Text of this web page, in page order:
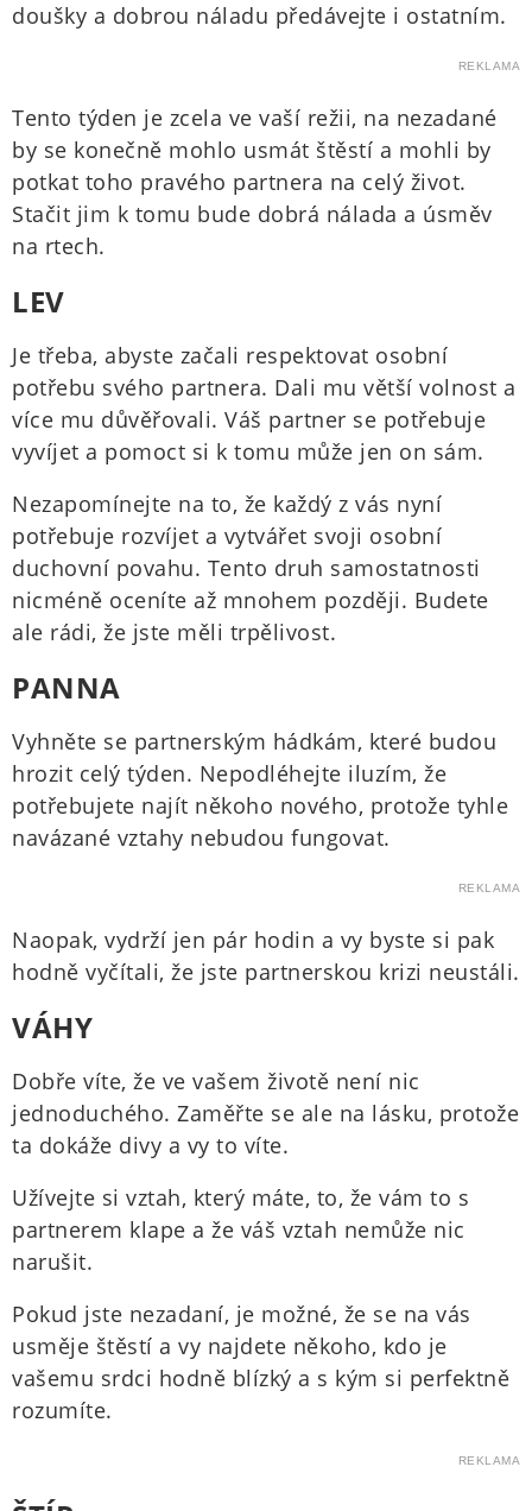
doušky a dobrou náladu předávejte i ostatním.
REKLAMA
Tento týden je zcela ve vaší režii, na nezadané
by se konečně mohlo usmát štěstí a mohli by
potkat toho pravého partnera na celý život.
Stačit jim k tomu bude dobrá nálada a úsměv
na rtech.
LEV
Je třeba, abyste začali respektovat osobní
potřebu svého partnera. Dali mu větší volnost a
více mu důvěřovali. Váš partner se potřebuje
vyvíjet a pomoct si k tomu může jen on sám.
Nezapomínejte na to, že každý z vás nyní
potřebuje rozvíjet a vytvářet svoji osobní
duchovní povahu. Tento druh samostatnosti
nicméně oceníte až mnohem později. Budete
ale rádi, že jste měli trpělivost.
PANNA
Vyhněte se partnerským hádkám, které budou
hrozit celý týden. Nepodléhejte iluzím, že
potřebujete najít někoho nového, protože tyhle
navázané vztahy nebudou fungovat.
REKLAMA
Naopak, vydrží jen pár hodin a vy byste si pak
hodně vyčítali, že jste partnerskou krizi neustáli.
VÁHY
Dobře víte, že ve vašem životě není nic
jednoduchého. Zaměřte se ale na lásku, protože
ta dokáže divy a vy to víte.
Užívejte si vztah, který máte, to, že vám to s
partnerem klape a že váš vztah nemůže nic
narušit.
Pokud jste nezadaní, je možné, že se na vás
usměje štěstí a vy najdete někoho, kdo je
vašemu srdci hodně blízký a s kým si perfektně
rozumíte.
REKLAMA